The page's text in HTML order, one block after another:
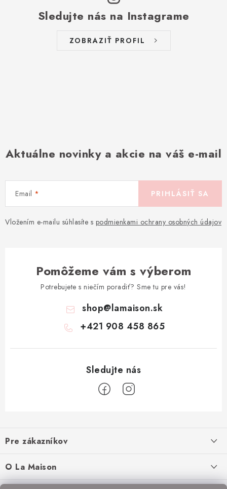
Sledujte nás na Instagrame
ZOBRAZIŤ PROFIL
Aktuálne novinky a akcie na váš e-mail
Email
Vložením e-mailu súhlasíte s podmienkami ochrany osobných údajov
PRIHLÁSIŤ SA
Pomôžeme vám s výberom
Potrebujete s niečím poradiť? Sme tu pre vás!
shop@lamaison.sk
+421 908 458 865
p
ä
Pre zákazníkov
Doprava a platba
O La Maison
O nás